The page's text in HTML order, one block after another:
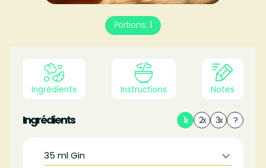
Portions: 1
Ingrédients Instructions Notes
Ingrédients 1x 2x 3x ?
35 mlGin